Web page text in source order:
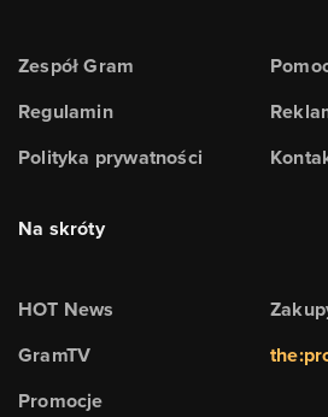
Zespół Gram
Regulamin
Polityka prywatności
Na skróty
HOT News
GramTV
Promocje